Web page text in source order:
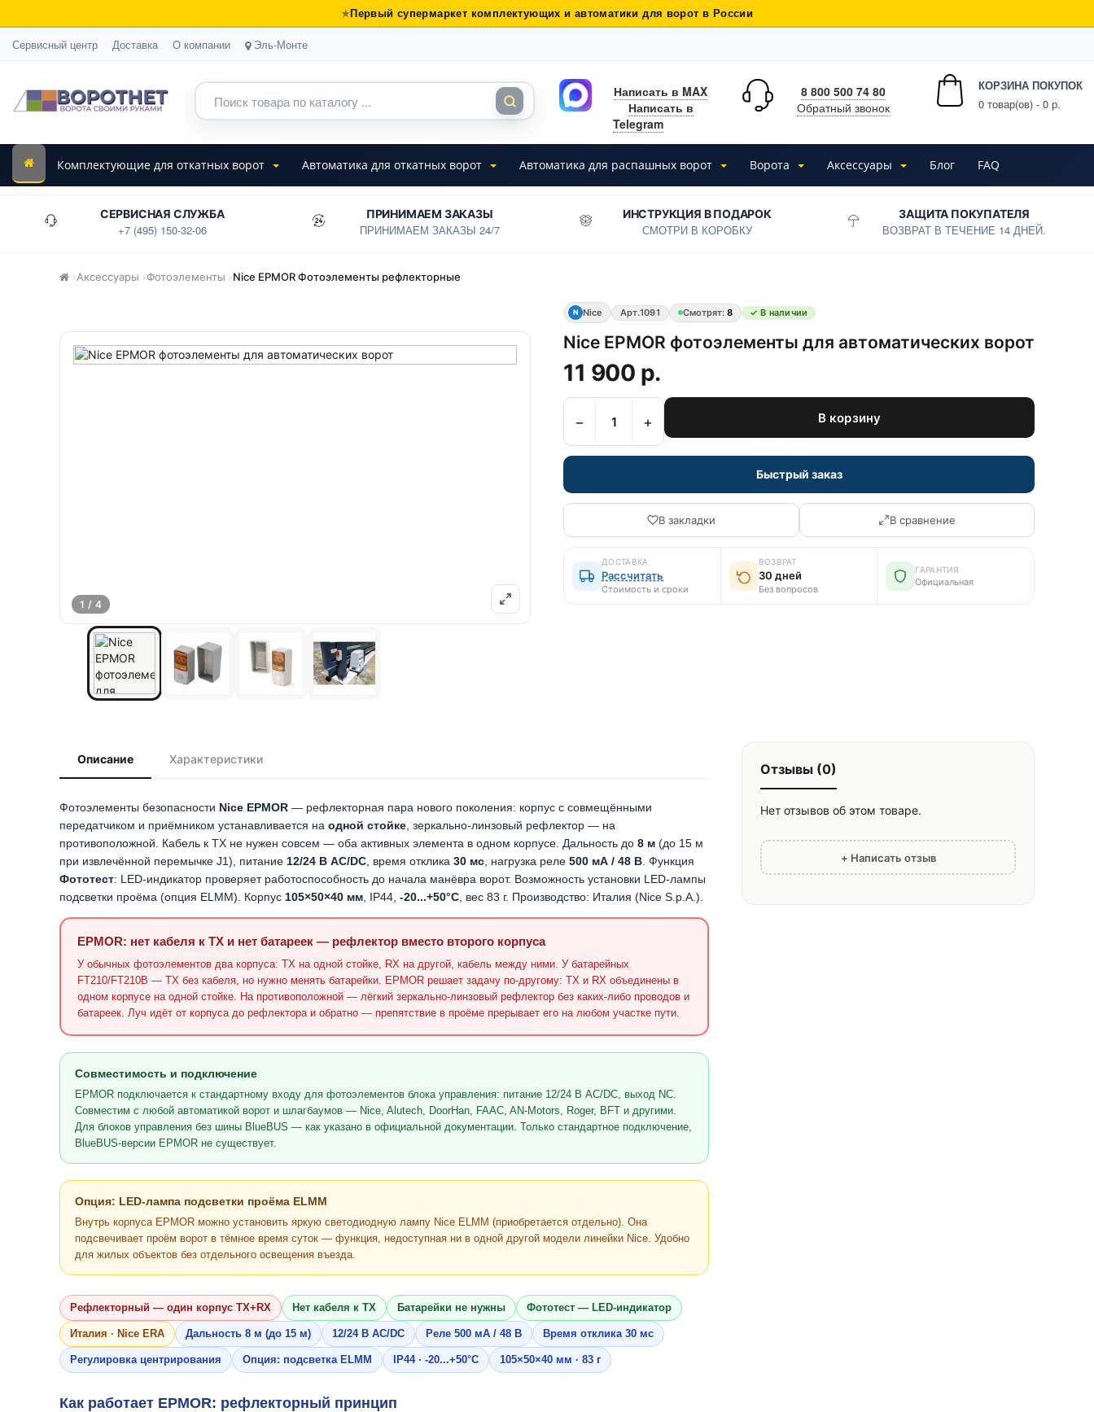
Первый супермаркет комплектующих и автоматики для ворот в России
Сервисный центр Доставка О компании Эль-Монте
Написать в MAX
Написать в
Telegram
8 800 500 74 80
Обратный звонок
КОРЗИНА ПОКУПОК
0 товар(ов) - 0 р.
Комплектующие для откатных ворот Автоматика для откатных ворот Автоматика для распашных ворот Ворота Аксессуары Блог FAQ
СЕРВИСНАЯ СЛУЖБА
+7 (495) 150-32-06
ПРИНИМАЕМ ЗАКАЗЫ
ПРИНИМАЕМ ЗАКАЗЫ 24/7
ИНСТРУКЦИЯ В ПОДАРОК
СМОТРИ В КОРОБКУ
ЗАЩИТА ПОКУПАТЕЛЯ
ВОЗВРАТ В ТЕЧЕНИЕ 14 ДНЕЙ.
›Аксессуары ›Фотоэлементы ›Nice EPMOR Фотоэлементы рефлекторные
1 / 4
N Nice Арт.1091 Смотрят: 8 ✓ В наличии
Nice EPMOR фотоэлементы для автоматических ворот
11 900 р.
− + В корзину
Быстрый заказ
В закладки В сравнение
ДОСТАВКА
Рассчитать
Стоимость и сроки
ВОЗВРАТ
30 дней
Без вопросов
ГАРАНТИЯ
Официальная
Описание Характеристики
Фотоэлементы безопасности Nice EPMOR — рефлекторная пара нового поколения: корпус с совмещёнными
передатчиком и приёмником устанавливается на одной стойке , зеркально-линзовый рефлектор — на
противоположной. Кабель к TX не нужен совсем — оба активных элемента в одном корпусе. Дальность до 8 м (до 15 м
при извлечённой перемычке J1), питание 12/24 В AC/DC , время отклика 30 мс , нагрузка реле 500 мА / 48 В . Функция
Фототест: LED-индикатор проверяет работоспособность до начала манёвра ворот. Возможность установки LED-лампы
подсветки проёма (опция ELMM). Корпус 105×50×40 мм , IP44, -20...+50°C , вес 83 г. Производство: Италия (Nice S.p.A.).
EPMOR: нет кабеля к TX и нет батареек — рефлектор вместо второго корпуса
У обычных фотоэлементов два корпуса: TX на одной стойке, RX на другой, кабель между ними. У батарейных
FT210/FT210B — TX без кабеля, но нужно менять батарейки. EPMOR решает задачу по-другому: TX и RX объединены в
одном корпусе на одной стойке. На противоположной — лёгкий зеркально-линзовый рефлектор без каких-либо проводов и
батареек. Луч идёт от корпуса до рефлектора и обратно — препятствие в проёме прерывает его на любом участке пути.
Совместимость и подключение
EPMOR подключается к стандартному входу для фотоэлементов блока управления: питание 12/24 В AC/DC, выход NC.
Совместим с любой автоматикой ворот и шлагбаумов — Nice, Alutech, DoorHan, FAAC, AN-Motors, Roger, BFT и другими.
Для блоков управления без шины BlueBUS — как указано в официальной документации. Только стандартное подключение,
BlueBUS-версии EPMOR не существует.
Опция: LED-лампа подсветки проёма ELMM
Внутрь корпуса EPMOR можно установить яркую светодиодную лампу Nice ELMM (приобретается отдельно). Она
подсвечивает проём ворот в тёмное время суток — функция, недоступная ни в одной другой модели линейки Nice. Удобно
для жилых объектов без отдельного освещения въезда.
Рефлекторный — один корпус TX+RX Нет кабеля к TX Батарейки не нужны Фототест — LED-индикатор
Италия · Nice ERA Дальность 8 м (до 15 м) 12/24 В AC/DC Реле 500 мА / 48 В Время отклика 30 мс
Регулировка центрирования Опция: подсветка ELMM IP44 · -20...+50°C 105×50×40 мм · 83 г
Как работает EPMOR: рефлекторный принцип
Отзывы (0)
Нет отзывов об этом товаре.
+ Написать отзыв